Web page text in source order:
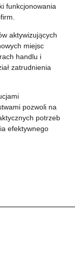
funkcjonowania
aktywizujących
miejsc
handlu i
zatrudnienia
pozwoli na
potrzeb
efektywnego